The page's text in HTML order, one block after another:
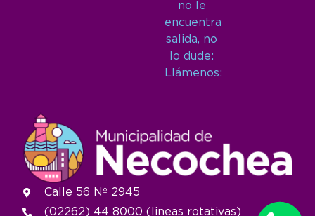
no le
encuentra
salida, no
lo dude:
Llámenos:
Calle 56 Nº 2945
(02262) 44 8000 (lineas rotativas)